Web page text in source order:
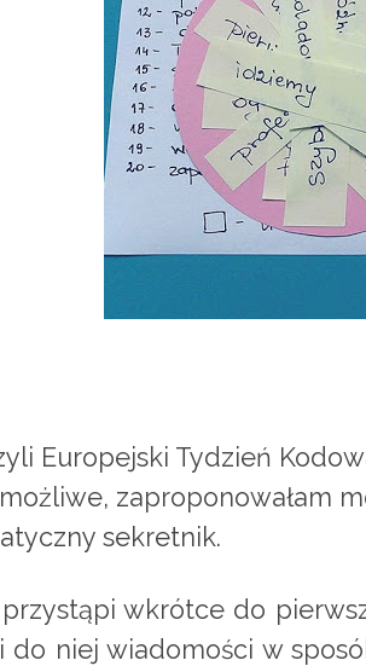
Europejski Tydzień
zaproponowałam
sekretnik.
wkrótce do
niej wiadomości w